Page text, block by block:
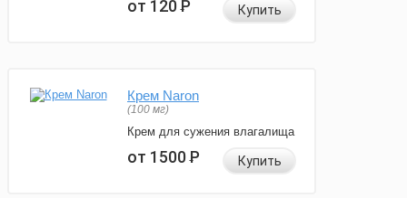
от 120Р Купить
Крем Naron
(100 мг)
Крем для сужения влагалища
от 1500Р Купить